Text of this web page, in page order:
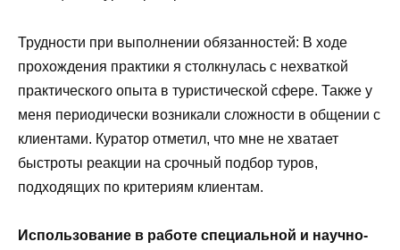
Трудности при выполнении обязанностей: В ходе
прохождения практики я столкнулась с нехваткой
практического опыта в туристической сфере. Также у
меня периодически возникали сложности в общении с
клиентами. Куратор отметил, что мне не хватает
быстроты реакции на срочный подбор туров,
подходящих по критериям клиентам.
Использование в работе специальной и научно-